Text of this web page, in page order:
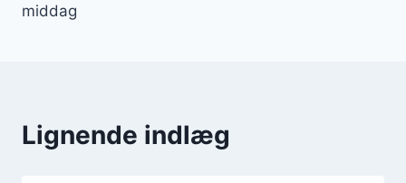
middag
Lignende indlæg